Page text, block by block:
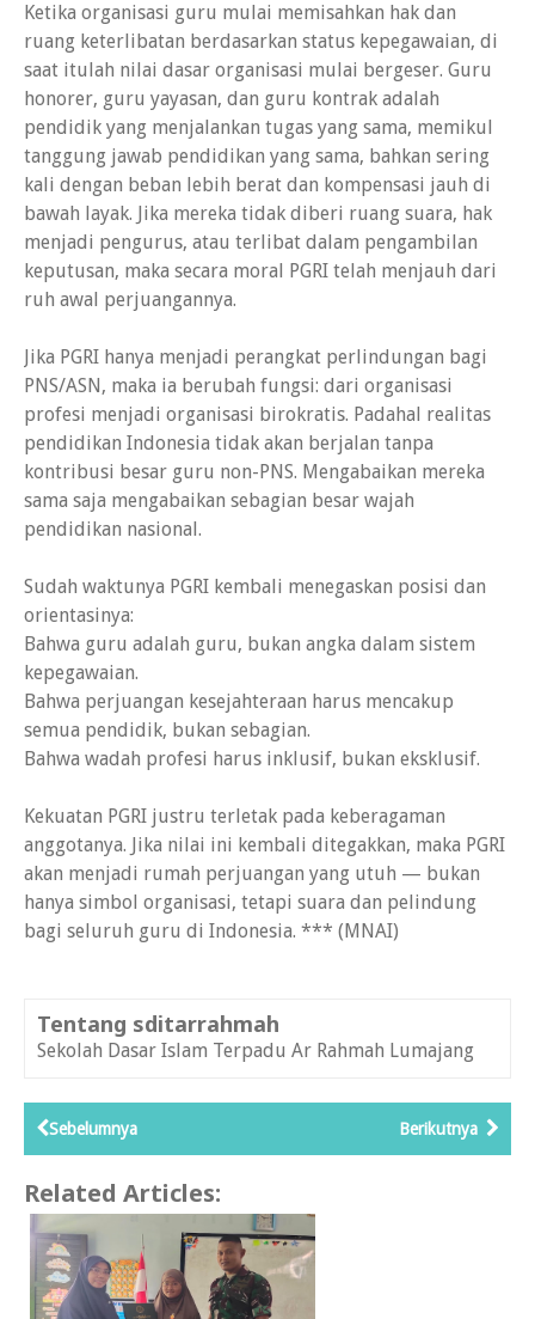
Ketika organisasi guru mulai memisahkan hak dan
ruang keterlibatan berdasarkan status kepegawaian, di
saat itulah nilai dasar organisasi mulai bergeser. Guru
honorer, guru yayasan, dan guru kontrak adalah
pendidik yang menjalankan tugas yang sama, memikul
tanggung jawab pendidikan yang sama, bahkan sering
kali dengan beban lebih berat dan kompensasi jauh di
bawah layak. Jika mereka tidak diberi ruang suara, hak
menjadi pengurus, atau terlibat dalam pengambilan
keputusan, maka secara moral PGRI telah menjauh dari
ruh awal perjuangannya.
Jika PGRI hanya menjadi perangkat perlindungan bagi
PNS/ASN, maka ia berubah fungsi: dari organisasi
profesi menjadi organisasi birokratis. Padahal realitas
pendidikan Indonesia tidak akan berjalan tanpa
kontribusi besar guru non-PNS. Mengabaikan mereka
sama saja mengabaikan sebagian besar wajah
pendidikan nasional.
Sudah waktunya PGRI kembali menegaskan posisi dan
orientasinya:
Bahwa guru adalah guru, bukan angka dalam sistem
kepegawaian.
Bahwa perjuangan kesejahteraan harus mencakup
semua pendidik, bukan sebagian.
Bahwa wadah profesi harus inklusif, bukan eksklusif.
Kekuatan PGRI justru terletak pada keberagaman
anggotanya. Jika nilai ini kembali ditegakkan, maka PGRI
akan menjadi rumah perjuangan yang utuh — bukan
hanya simbol organisasi, tetapi suara dan pelindung
bagi seluruh guru di Indonesia. *** (MNAI)
Tentang sditarrahmah
Sekolah Dasar Islam Terpadu Ar Rahmah Lumajang
Berikutnya
Sebelumnya
Related Articles: